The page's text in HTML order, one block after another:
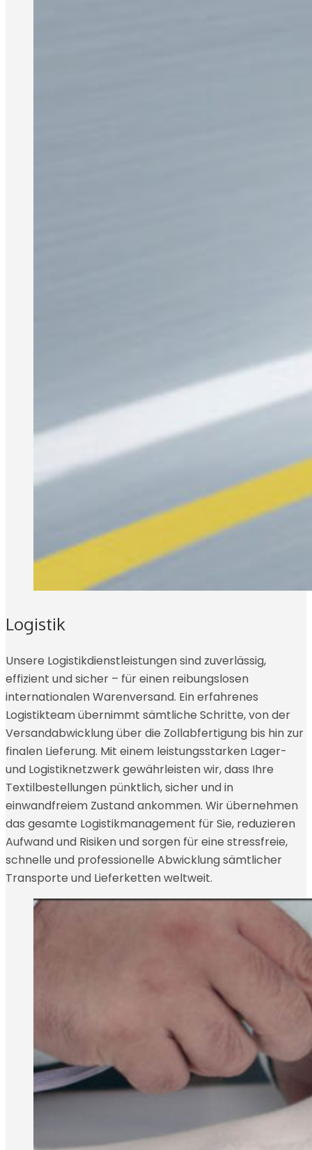
Logistik
Unsere Logistikdienstleistungen sind zuverlässig,
effizient und sicher – für einen reibungslosen
internationalen Warenversand. Ein erfahrenes
Logistikteam übernimmt sämtliche Schritte, von der
Versandabwicklung über die Zollabfertigung bis hin zur
finalen Lieferung. Mit einem leistungsstarken Lager-
und Logistiknetzwerk gewährleisten wir, dass Ihre
Textilbestellungen pünktlich, sicher und in
einwandfreiem Zustand ankommen. Wir übernehmen
das gesamte Logistikmanagement für Sie, reduzieren
Aufwand und Risiken und sorgen für eine stressfreie,
schnelle und professionelle Abwicklung sämtlicher
Transporte und Lieferketten weltweit.